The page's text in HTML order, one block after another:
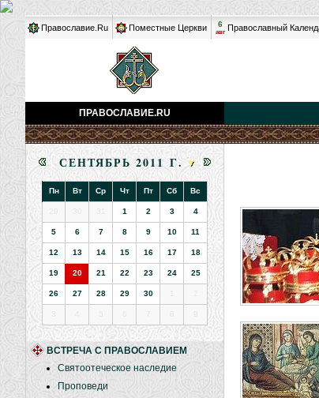
Православие.Ru Поместные Церкви 6
авг Православный
ПРАВОСЛАВИЕ.RU
СЕНТЯБРЬ 2011 Г.
Пн Вт Ср Чт Пт Сб Вс
1 2 3 4
5 6 7 8 9 10 11
12 13 14 15 16 17 18
19 20 21 22 23 24 25
26 27 28 29 30
ВСТРЕЧА С ПРАВОСЛАВИЕМ
Святоотеческое наследие
Проповеди